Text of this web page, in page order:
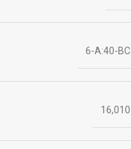
6-A:40-BC
16,010